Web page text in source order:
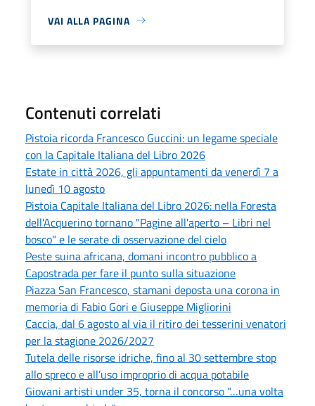
VAI ALLA PAGINA
Contenuti correlati
Pistoia ricorda Francesco Guccini: un legame speciale
con la Capitale Italiana del Libro 2026
Estate in città 2026, gli appuntamenti da venerdì 7 a
lunedì 10 agosto
Pistoia Capitale Italiana del Libro 2026: nella Foresta
dell'Acquerino tornano "Pagine all'aperto – Libri nel
bosco" e le serate di osservazione del cielo
Peste suina africana, domani incontro pubblico a
Capostrada per fare il punto sulla situazione
Piazza San Francesco, stamani deposta una corona in
memoria di Fabio Gori e Giuseppe Migliorini
Caccia, dal 6 agosto al via il ritiro dei tesserini venatori
per la stagione 2026/2027
Tutela delle risorse idriche, fino al 30 settembre stop
allo spreco e all’uso improprio di acqua potabile
Giovani artisti under 35, torna il concorso "…una volta